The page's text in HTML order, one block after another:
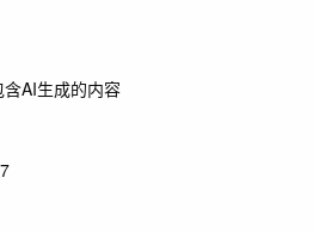
AI生成的内容